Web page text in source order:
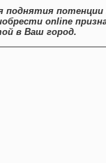
поднятия
online
в Ваш город.